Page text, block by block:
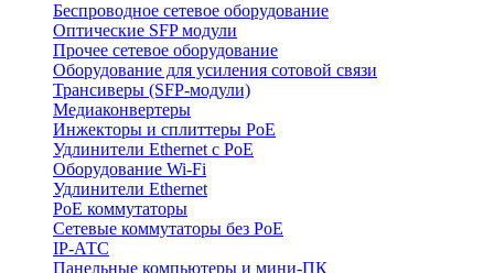
Беспроводное сетевое оборудование
Оптические SFP модули
Прочее сетевое оборудование
Оборудование для усиления сотовой связи
Трансиверы (SFP-модули)
Медиаконвертеры
Инжекторы и сплиттеры PoE
Удлинители Ethernet с PoE
Оборудование Wi-Fi
Удлинители Ethernet
PoE коммутаторы
Сетевые коммутаторы без PoE
IP-АТС
Панельные компьютеры и мини-ПК